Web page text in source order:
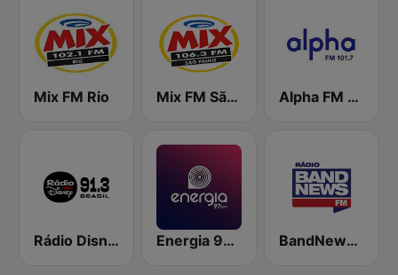
Mix FM Rio Mix FM São Paulo Alpha FM 101.7
Rádio Disney Energia 97 FM BandNews FM - 96.9 SP